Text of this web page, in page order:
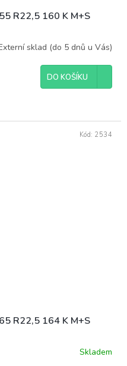
R22,5 160 K M+S
sklad (do 5 dnů u Vás)
DO KOŠÍKU
R22,5 164 K M+S
Skladem
Kód: 2534